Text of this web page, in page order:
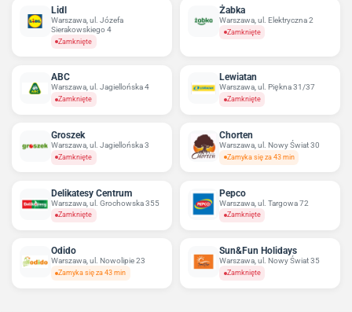
Lidl
Warszawa, ul. Józefa
Sierakowskiego 4
Zamknięte
Żabka
Warszawa, ul. Elektryczna 2
Zamknięte
ABC
Warszawa, ul. Jagiellońska 4
Zamknięte
Lewiatan
Warszawa, ul. Piękna 31/37
Zamknięte
Groszek
Warszawa, ul. Jagiellońska 3
Zamknięte
Chorten
Warszawa, ul. Nowy Świat 30
Zamyka się za 43 min
Delikatesy Centrum
Warszawa, ul. Grochowska 355
Zamknięte
Pepco
Warszawa, ul. Targowa 72
Zamknięte
Odido
Warszawa, ul. Nowolipie 23
Zamyka się za 43 min
Sun&Fun Holidays
Warszawa, ul. Nowy Świat 35
Zamknięte